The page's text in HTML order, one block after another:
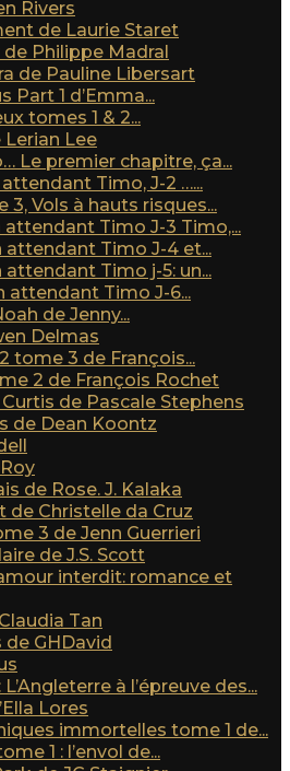
Rivers
de Laurie Staret
de Philippe Madral
de Pauline Libersart
Part 1 d’Emma...
tomes 1 & 2...
Lerian Lee
Le premier chapitre, ça...
Timo, J-2 …...
Vols à hauts risques...
Timo J-3 Timo,...
attendant Timo J-4 et...
Timo j-5: un...
attendant Timo J-6...
de Jenny...
Delmas
tome 3 de François...
2 de François Rochet
de Pascale Stephens
de Dean Koontz
de Rose. J. Kalaka
de Christelle da Cruz
3 de Jenn Guerrieri
de J.S. Scott
interdit: romance et
Tan
GHDavid
à l’épreuve des...
Lores
immortelles tome 1 de...
1 : l’envol de...